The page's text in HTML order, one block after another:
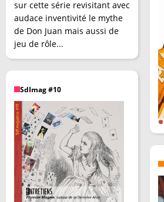
sur cette série revisitant avec
audace inventivité le mythe
de Don Juan mais aussi de
jeu de rôle...
SdImag #10